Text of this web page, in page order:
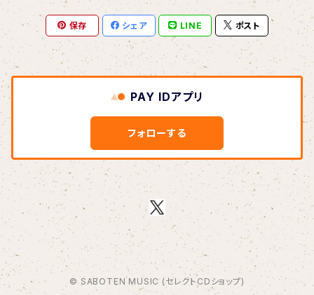
BOAR HUNTER
bud&harbor
Bulbs Of Passion
B玉
Calme Adiction
CHIKIMARCH
保存 シェア LINE ポスト
PAY IDアプリ
フォローする
© SABOTEN MUSIC (セレクトCDショップ)